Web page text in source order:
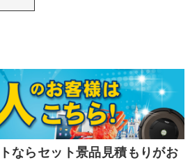
ならセット景品見積もりがお